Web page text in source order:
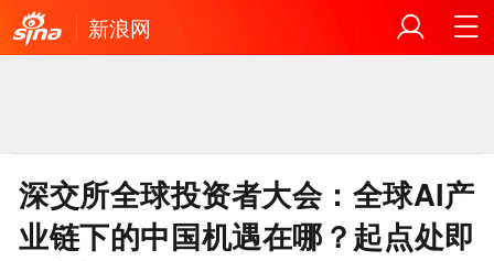
新浪网
深交所全球投资者大会：全球AI产
业链下的中国机遇在哪？起点处即